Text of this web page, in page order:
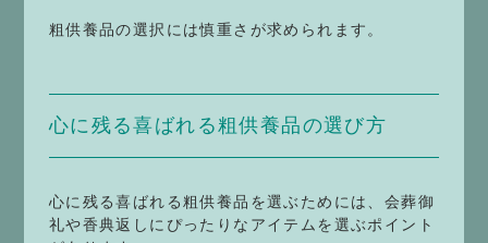
粗供養品の選択には慎重さが求められます。
心に残る喜ばれる粗供養品の選び方
心に残る喜ばれる粗供養品を選ぶためには、会葬御
礼や香典返しにぴったりなアイテムを選ぶポイント